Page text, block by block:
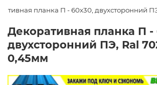
планка П - 60х30, двухсторонний
Декоративная планка П -
двухсторонний ПЭ, Ral
0,45мм